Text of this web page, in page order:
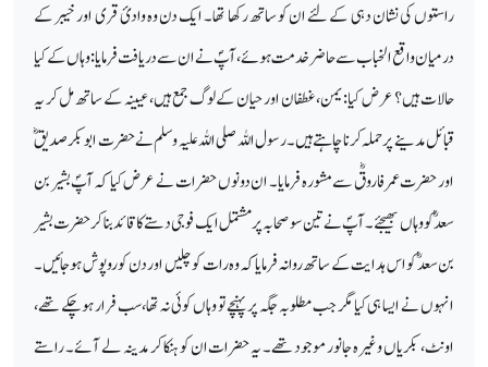
راستوں کی نشان دہی کے لئے ان کو ساتھ رکھا تھا۔ ایک دن وہ وادیٔ قری اور خیبر کے
درمیان واقع الخباب سے حاضر خدمت ہوئے، آپؐ نے ان سے دریافت فرمایا: وہاں کے کیا
حالات ہیں؟ عرض کیا: یمن، غطفان اور حیان کے لوگ جمع ہیں، عیینہ کے ساتھ مل کر یہ
قبائل مدینے پر حملہ کرنا چاہتے ہیں۔ رسول اللہ صلی اللہ علیہ وسلم نے حضرت ابوبکر صدیقؓ
اور حضرت عمر فاروقؓ سے مشورہ فرمایا۔ ان دونوں حضرات نے عرض کیا کہ آپؐ بشیر بن
سعدؓ کو وہاں بھیجئے۔ آپؐ نے تین سو صحابہ پر مشتمل ایک فوجی دستے کا قائد بنا کر حضرت بشیر
بن سعدؓ کو اس ہدایت کے ساتھ روانہ فرمایا کہ وہ رات کو چلیں اور دن کو روپوش ہوجائیں۔
انہوں نے ایسا ہی کیا مگر جب مطلوبہ جگہ پر پہنچے تو وہاں کوئی نہ تھا، سب فرار ہوچکے تھے،
اونٹ، بکریاں وغیرہ جانور موجود تھے۔ یہ حضرات ان کو ہنکا کر مدینہ لے آئے۔ راستے